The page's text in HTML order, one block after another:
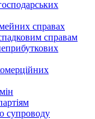
справах
справам
супроводу